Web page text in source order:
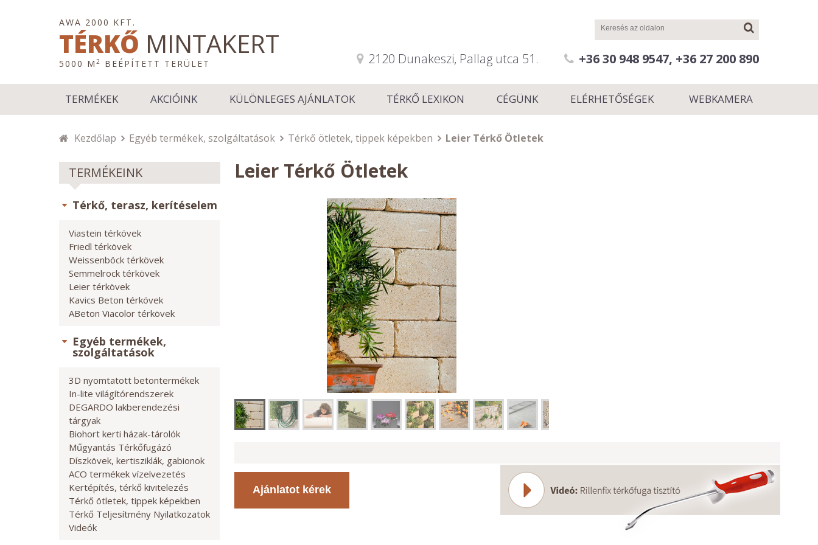
AWA 2000 KFT.
TÉRKŐ MINTAKERT
5000 M 2 BEÉPÍTETT TERÜLET 2120 Dunakeszi, Pallag utca 51. +36 30 948 9547, +36 27 200 890
TERMÉKEK AKCIÓINK KÜLÖNLEGES AJÁNLATOK TÉRKŐ LEXIKON CÉGÜNK ELÉRHETŐSÉGEK WEBKAMERA
Kezdőlap Egyéb termékek, szolgáltatások Térkő ötletek, tippek képekben Leier Térkő Ötletek
TERMÉKEINK
Térkő, terasz, kerítéselem
Viastein térkövek
Friedl térkövek
Weissenböck térkövek
Semmelrock térkövek
Leier térkövek
Kavics Beton térkövek
ABeton Viacolor térkövek
Egyéb termékek,
szolgáltatások
3D nyomtatott betontermékek
In-lite világítórendszerek
DEGARDO lakberendezési
tárgyak
Biohort kerti házak-tárolók
Műgyantás Térkőfugázó
Díszkövek, kertisziklák, gabionok
ACO termékek vízelvezetés
Kertépítés, térkő kivitelezés
Térkő ötletek, tippek képekben
Térkő Teljesítmény Nyilatkozatok
Videók
Leier Térkő Ötletek
Ajánlatot kérek